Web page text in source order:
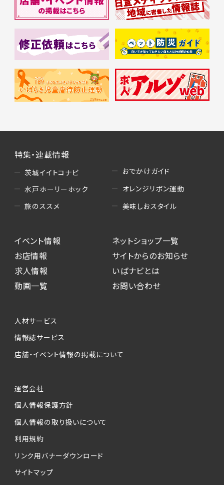
特集・連載情報
茨城イイトコナビ
水戸ホーリーホック
旅のススメ
おでかけガイド
オレンジリボン運動
美味しおスタイル
イベント情報
お店情報
求人情報
動画一覧
ネットショップ一覧
サイトからのお知らせ
いばナビとは
お問い合わせ
人材サービス
情報誌サービス
店舗・イベント情報の掲載について
運営会社
個人情報保護方針
個人情報の取り扱いについて
利用規約
リンク用バナーダウンロード
サイトマップ